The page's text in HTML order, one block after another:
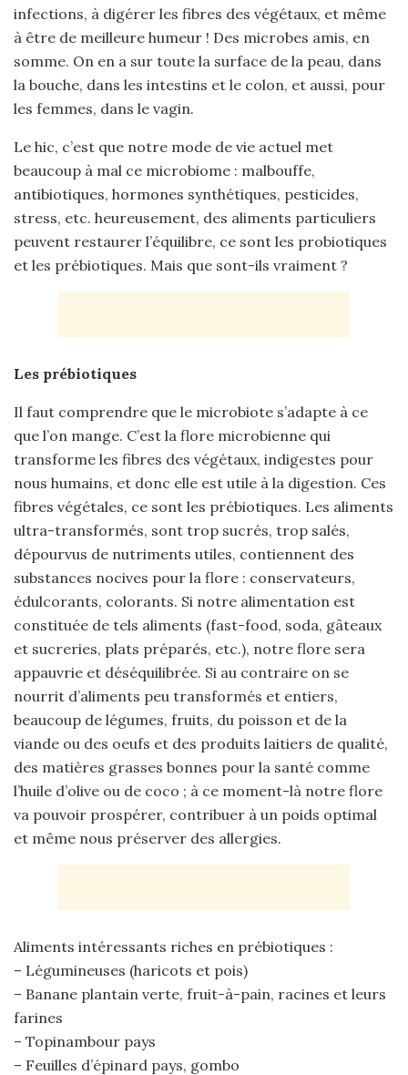
infections, à digérer les fibres des végétaux, et même
à être de meilleure humeur ! Des microbes amis, en
somme. On en a sur toute la surface de la peau, dans
la bouche, dans les intestins et le colon, et aussi, pour
les femmes, dans le vagin.
Le hic, c’est que notre mode de vie actuel met
beaucoup à mal ce microbiome : malbouffe,
antibiotiques, hormones synthétiques, pesticides,
stress, etc. heureusement, des aliments particuliers
peuvent restaurer l’équilibre, ce sont les probiotiques
et les prébiotiques. Mais que sont-ils vraiment ?
Les prébiotiques
Il faut comprendre que le microbiote s’adapte à ce
que l’on mange. C’est la flore microbienne qui
transforme les fibres des végétaux, indigestes pour
nous humains, et donc elle est utile à la digestion. Ces
fibres végétales, ce sont les prébiotiques. Les aliments
ultra-transformés, sont trop sucrés, trop salés,
dépourvus de nutriments utiles, contiennent des
substances nocives pour la flore : conservateurs,
édulcorants, colorants. Si notre alimentation est
constituée de tels aliments (fast-food, soda, gâteaux
et sucreries, plats préparés, etc.), notre flore sera
appauvrie et déséquilibrée. Si au contraire on se
nourrit d’aliments peu transformés et entiers,
beaucoup de légumes, fruits, du poisson et de la
viande ou des oeufs et des produits laitiers de qualité,
des matières grasses bonnes pour la santé comme
l’huile d’olive ou de coco ; à ce moment-là notre flore
va pouvoir prospérer, contribuer à un poids optimal
et même nous préserver des allergies.
Aliments intéressants riches en prébiotiques :
– Légumineuses (haricots et pois)
– Banane plantain verte, fruit-à-pain, racines et leurs
farines
– Topinambour pays
– Feuilles d’épinard pays, gombo